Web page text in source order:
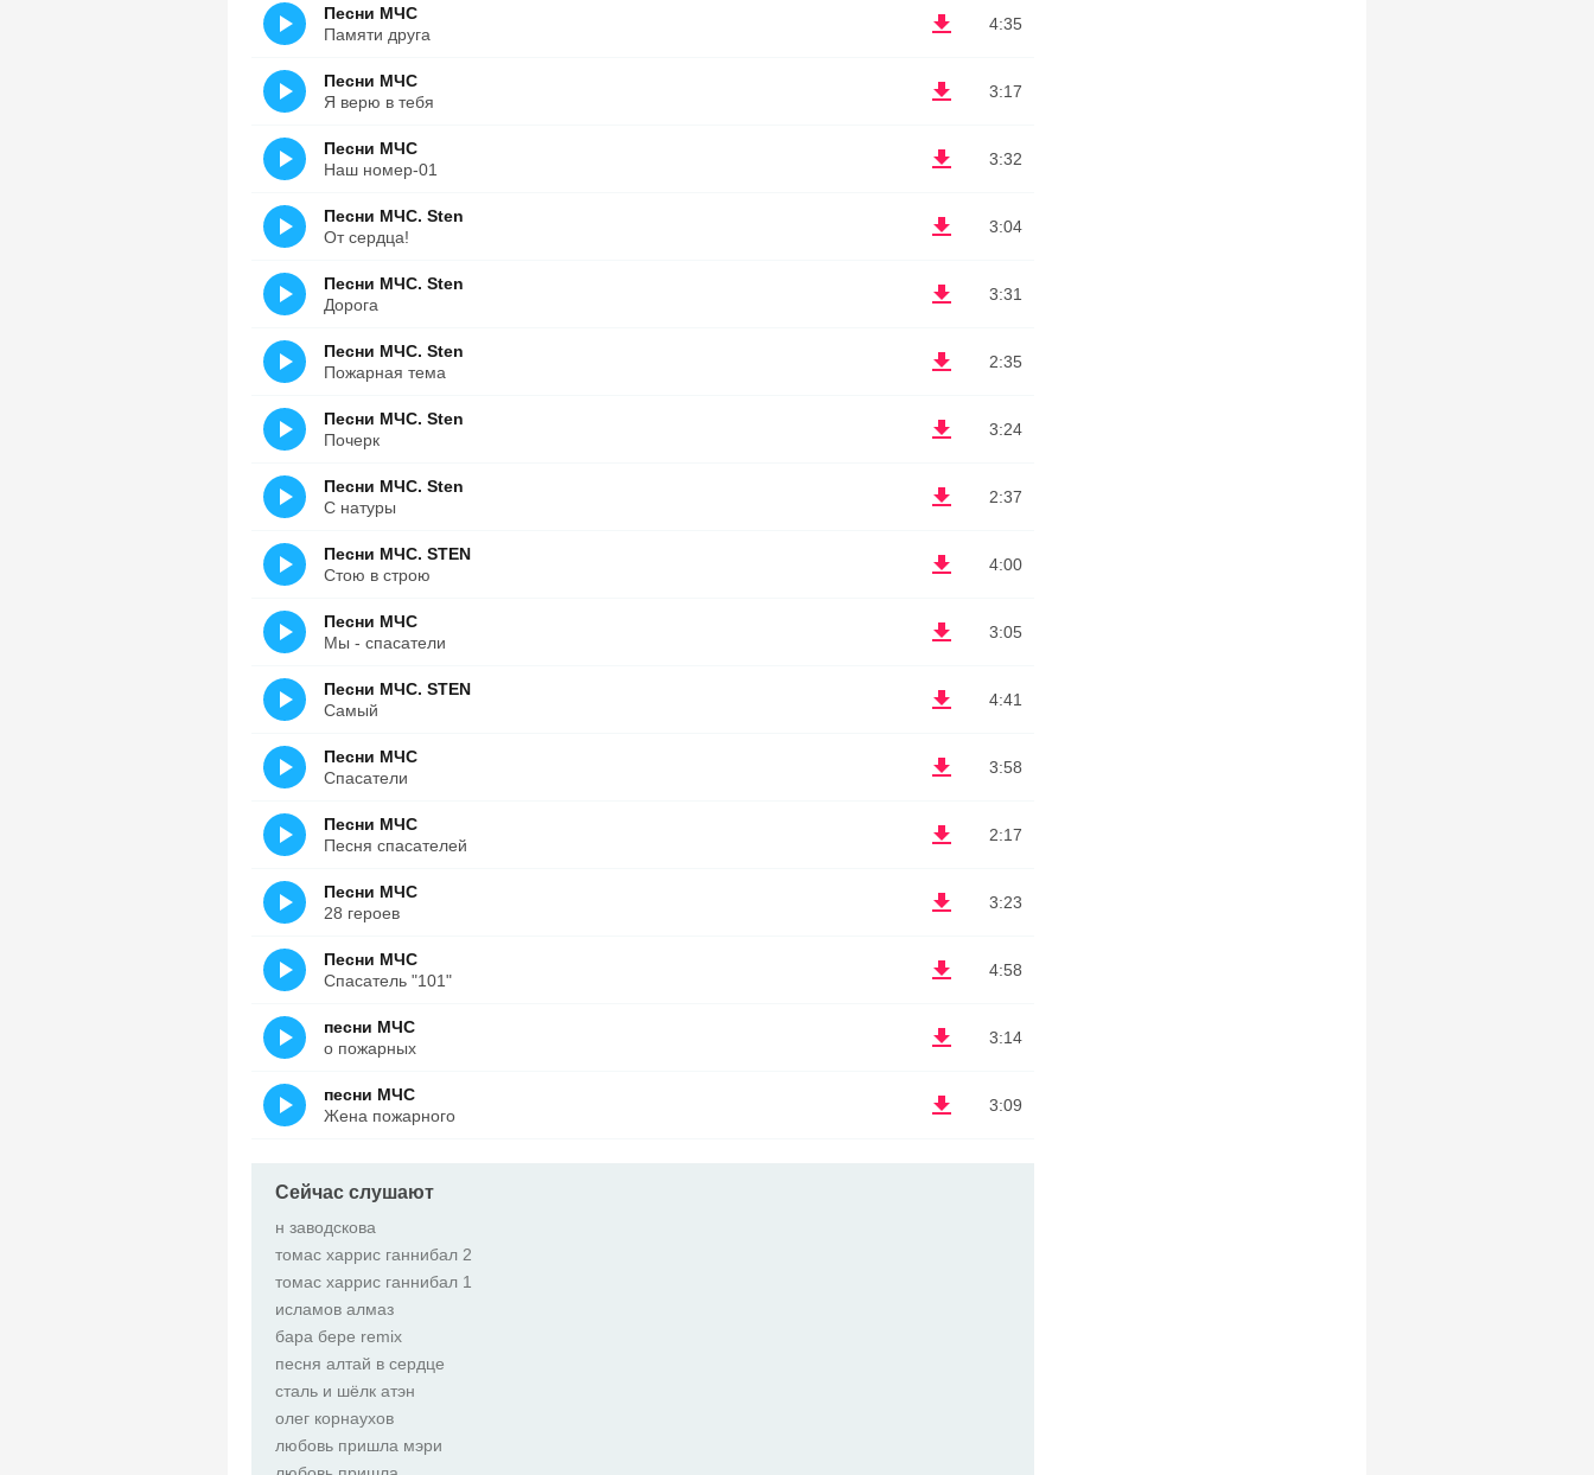
4:35
Песни МЧС
Памяти друга
3:17
Песни МЧС
Я верю в тебя
3:32
Песни МЧС
Наш номер-01
3:04
Песни МЧС. Sten
От сердца!
3:31
Песни МЧС. Sten
Дорога
2:35
Песни МЧС. Sten
Пожарная тема
3:24
Песни МЧС. Sten
Почерк
2:37
Песни МЧС. Sten
С натуры
4:00
Песни МЧС. STEN
Стою в строю
3:05
Песни МЧС
Мы - спасатели
4:41
Песни МЧС. STEN
Самый
3:58
Песни МЧС
Спасатели
2:17
Песни МЧС
Песня спасателей
3:23
Песни МЧС
28 героев
4:58
Песни МЧС
Спасатель "101"
3:14
песни МЧС
о пожарных
3:09
песни МЧС
Жена пожарного
Сейчас слушают
н заводскова
томас харрис ганнибал 2
томас харрис ганнибал 1
исламов алмаз
бара бере remix
песня алтай в сердце
сталь и шёлк атэн
олег корнаухов
любовь пришла мэри